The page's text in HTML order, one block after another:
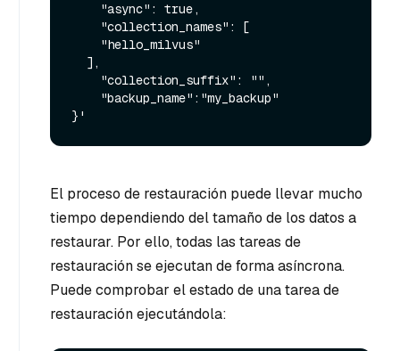
El proceso de restauración puede llevar mucho
tiempo dependiendo del tamaño de los datos a
restaurar. Por ello, todas las tareas de
restauración se ejecutan de forma asíncrona.
Puede comprobar el estado de una tarea de
restauración ejecutándola: